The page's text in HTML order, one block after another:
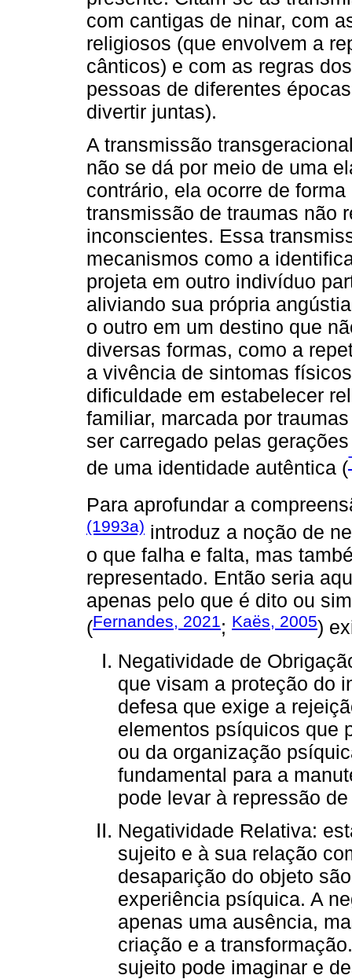
com cantigas de ninar, com
religiosos (que envolvem a
cânticos) e com as regras
pessoas de diferentes
divertir juntas).
A transmissão
não se dá por meio de uma
contrário, ela ocorre de
transmissão de traumas não
inconscientes. Essa
mecanismos como a
projeta em outro indivíduo
aliviando sua própria
o outro em um destino que
diversas formas, como a
a vivência de sintomas
dificuldade em estabelecer
familiar, marcada por
ser carregado pelas
de uma identidade autêntica (
Para aprofundar a
(1993a) introduz a noção de
o que falha e falta, mas
representado. Então seria
apenas pelo que é dito ou
(Fernandes, 2021; Kaës, 2005)
Negatividade de
que visam a proteção do
defesa que exige a
elementos psíquicos que
ou da organização
fundamental para a
pode levar à repressão
Negatividade Relativa:
sujeito e à sua relação
desaparição do objeto
experiência psíquica. A
apenas uma ausência,
criação e a
sujeito pode imaginar e